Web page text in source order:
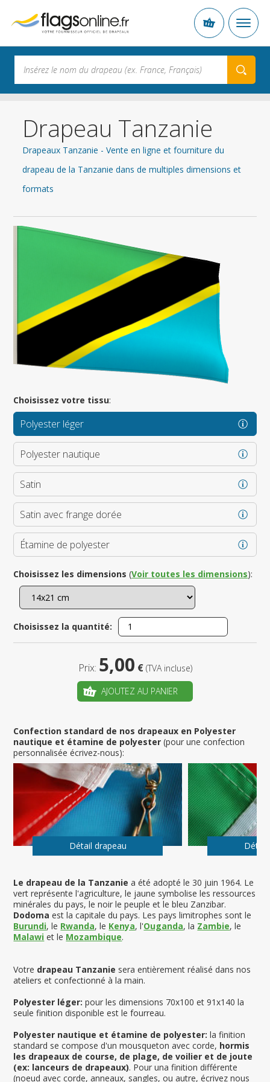
Drapeau Tanzanie
Drapeaux Tanzanie - Vente en ligne et fourniture du
drapeau de la Tanzanie dans de multiples dimensions et
formats
Le drapeau de la Tanzaniea été adopté le 30 juin 1964. Le
vert représente l'agriculture, le jaune symbolise les ressources
minérales du pays, le noir le peuple et le bleu Zanzibar.
Dodoma est la capitale du pays. Les pays limitrophes sont le
Burundi, le Rwanda, le Kenya, l'Ouganda, la Zambie, le
Malawi et le Mozambique.
Votre drapeau Tanzanie sera entièrement réalisé dans nos
ateliers et confectionné à la main.
Polyester léger: pour les dimensions 70x100 et 91x140 la
seule finition disponible est le fourreau.
Polyester nautique et étamine de polyester: la finition
standard se compose d'un mousqueton avec corde, hormis
les drapeaux de course, de plage, de voilier et de joute
(ex: lanceurs de drapeaux). Pour una finition différente
(noeud avec corde, anneaux, sangles, ou autre, écrivez nous
Choisissez votre tissu:
Polyester léger
Polyester nautique
Satin
Satin avec frange dorée
Étamine de polyester
Choisissez les dimensions (Voir toutes les dimensions):
Choisissez la quantité:
Prix: 5,00 € (TVA incluse)
AJOUTEZ AU PANIER
Confection standard de nos drapeaux en Polyester
nautique et étamine de polyester(pour une confection
personnalisée écrivez-nous):
Détail drapeau Détail